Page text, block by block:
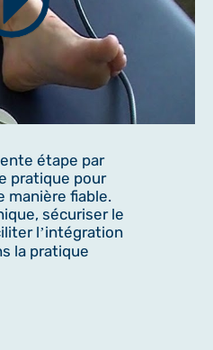
Play
Settings
étape par
pratique pour
manière fiable.
sécuriser le
l’intégration
la pratique